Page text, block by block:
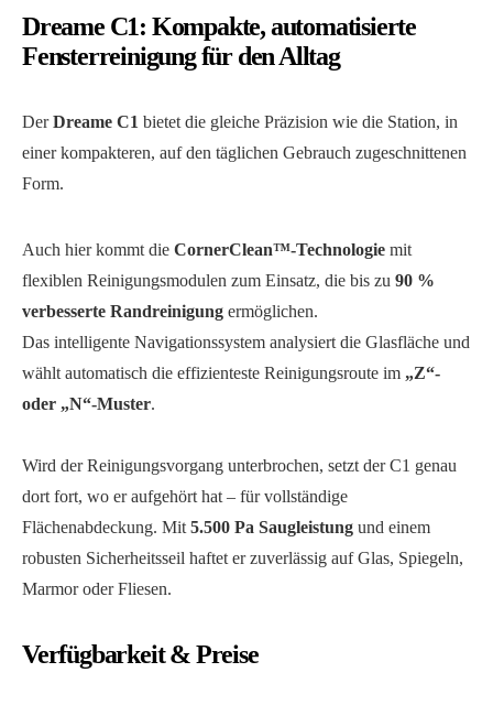
Dreame C1: Kompakte, automatisierte
Fensterreinigung für den Alltag
DerDreame C1 bietet die gleiche Präzision wie die Station, in
einer kompakteren, auf den täglichen Gebrauch zugeschnittenen
Form.
Auch hier kommt die CornerClean™-Technologie mit
flexiblen Reinigungsmodulen zum Einsatz, die bis zu 90 %
verbesserte Randreinigung ermöglichen.
Das intelligente Navigationssystem analysiert die Glasfläche und
wählt automatisch die effizienteste Reinigungsroute im „Z“-
oder „N“-Muster.
Wird der Reinigungsvorgang unterbrochen, setzt der C1 genau
dort fort, wo er aufgehört hat – für vollständige
Flächenabdeckung. Mit 5.500 Pa Saugleistung und einem
robusten Sicherheitsseil haftet er zuverlässig auf Glas, Spiegeln,
Marmor oder Fliesen.
Verfügbarkeit & Preise